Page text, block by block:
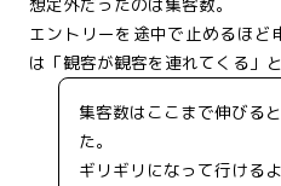
想定外だったのは集客数。
エントリーを途中で止めるほど
は「観客が観客を連れてくる」
集客数はここまで伸びる
た。
ギリギリになって行ける